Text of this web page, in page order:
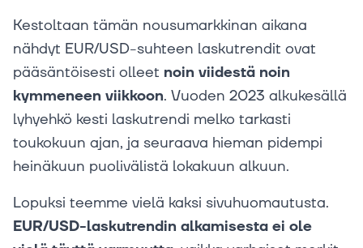
Kestoltaan tämän nousumarkkinan aikana
nähdyt EUR/USD-suhteen laskutrendit ovat
pääsäntöisesti olleet noin viidestä noin
kymmeneen viikkoon. Vuoden 2023 alkukesällä
lyhyehkö kesti laskutrendi melko tarkasti
toukokuun ajan, ja seuraava hieman pidempi
heinäkuun puolivälistä lokakuun alkuun.
Lopuksi teemme vielä kaksi sivuhuomautusta.
EUR/USD-laskutrendin alkamisesta ei ole